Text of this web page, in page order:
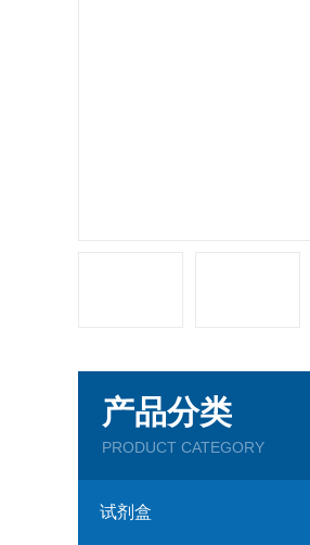
产品分类
PRODUCT CATEGORY
试剂盒